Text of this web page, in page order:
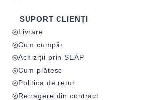
SUPORT CLIENȚI
Livrare
Cum cumpăr
Achiziții prin SEAP
Cum plătesc
Politica de retur
Retragere din contract